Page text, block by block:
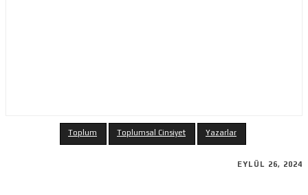
Toplum Toplumsal Cinsiyet Yazarlar
EYLÜL 26, 2024